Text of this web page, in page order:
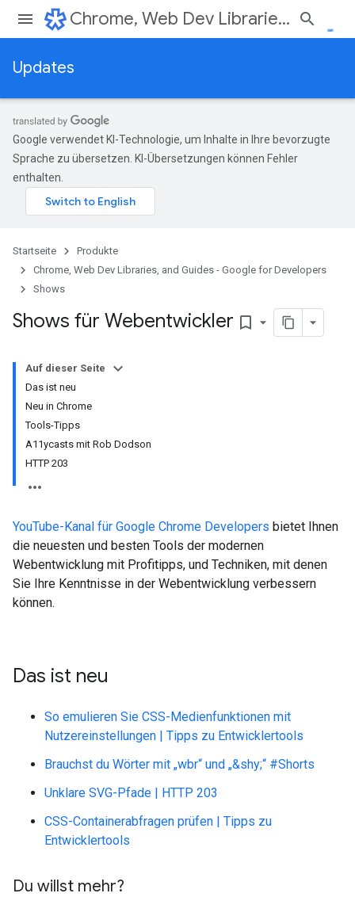
Chrome, Web Dev Libraries, and Guides - Google for Developers
Updates
Google verwendet KI-Technologie, um Inhalte in Ihre bevorzugte
Sprache zu übersetzen. KI-Übersetzungen können Fehler
enthalten.
Startseite
Produkte
Chrome, Web Dev Libraries, and Guides - Google for Developers
Shows
Shows für Webentwickler bookmark_border
Auf dieser Seite
Das ist neu
Neu in Chrome
Tools-Tipps
A11ycasts mit Rob Dodson
HTTP 203
YouTube-Kanal für Google Chrome Developers bietet Ihnen
die neuesten und besten Tools der modernen
Webentwicklung mit Profitipps, und Techniken, mit denen
Sie Ihre Kenntnisse in der Webentwicklung verbessern
können.
Das ist neu
So emulieren Sie CSS-Medienfunktionen mit
Nutzereinstellungen | Tipps zu Entwicklertools
Brauchst du Wörter mit „wbr“ und „&shy;“ #Shorts
Unklare SVG-Pfade | HTTP 203
CSS-Containerabfragen prüfen | Tipps zu
Entwicklertools
Du willst mehr?